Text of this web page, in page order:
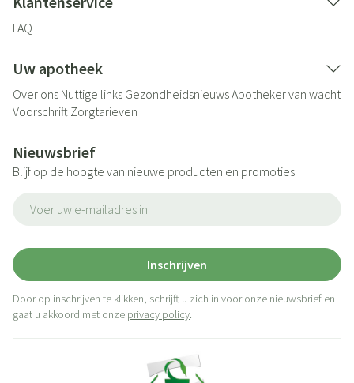
FAQ
Uw apotheek
Over ons Nuttige links GezondheidsnieuwsApotheker van wacht
Voorschrift Zorgtarieven
Nieuwsbrief
Blijf op de hoogte van nieuwe producten en promoties
Inschrijven
Door op inschrijven te klikken, schrijft u zich in voor onze nieuwsbrief en
gaat u akkoord met onze privacy policy.